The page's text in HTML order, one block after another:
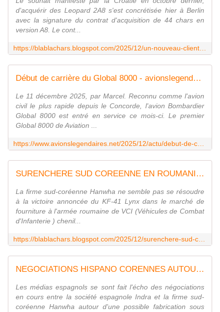
d'acquérir des Leopard 2A8 s'est concrétisée hier à Berlin
avec la signature du contrat d'acquisition de 44 chars en
version A8. Le cont...
Début de carrière du Global 8000 - avionslegendaires.net
Le 11 décembre 2025, par Marcel. Reconnu comme l'avion
civil le plus rapide depuis le Concorde, l'avion Bombardier
Global 8000 est entré en service ce mois-ci. Le premier
Global 8000 de Aviation ...
SURENCHERE SUD COREENNE EN ROUMANIE !
La firme sud-coréenne Hanwha ne semble pas se résoudre
à la victoire annoncée du KF-41 Lynx dans le marché de
fourniture à l'armée roumaine de VCI (Véhicules de Combat
d'Infanterie ) chenil...
NEGOCIATIONS HISPANO CORENNES AUTOUR DU K9
Les médias espagnols se sont fait l'écho des négociations
en cours entre la société espagnole Indra et la firme sud-
coréenne Hanwha autour d'une possible fabrication sous